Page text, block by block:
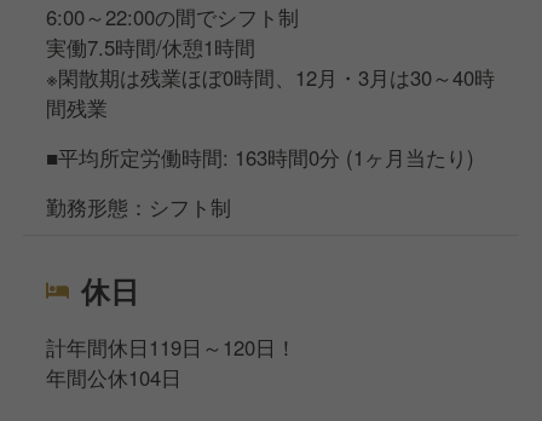
6:00～22:00の間でシフト制
実働7.5時間/休憩1時間
※閑散期は残業ほぼ0時間、12月・3月は30～40時
間残業
■平均所定労働時間: 163時間0分 (1ヶ月当たり)
勤務形態：シフト制
休日
計年間休日119日～120日！
年間公休104日